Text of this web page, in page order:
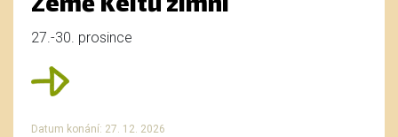
27.-30. prosince
Datum konání: 27. 12. 2026